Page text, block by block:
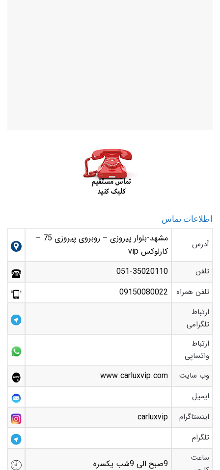
اطلاعات تماس
آدرس
مشهد-بلوار پیروزی – روبروی پیروزی 75 –
کارلوکس vip
تلفن 051-35020110
تلفن همراه 09150080022
ارتباط
تلگرامی
ارتباط
واتساپی
وب سایت
www.carluxvip.com
ایمیل
اینستاگرام
carluxvip
تلگرام
ساعت
9صبح الی 9شب یکسره